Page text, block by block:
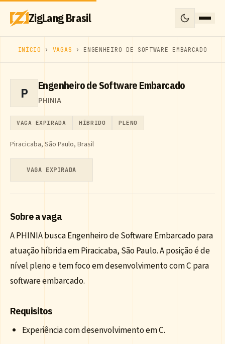
ZigLang Brasil
INÍCIO › VAGAS › ENGENHEIRO DE SOFTWARE EMBARCADO
P Engenheiro de Software Embarcado
PHINIA
VAGA EXPIRADA HÍBRIDO PLENO
Piracicaba, São Paulo, Brasil
VAGA EXPIRADA
Sobre a vaga
A PHINIA busca Engenheiro de Software Embarcado para
atuação híbrida em Piracicaba, São Paulo. A posição é de
nível pleno e tem foco em desenvolvimento com C para
software embarcado.
Requisitos
Experiência com desenvolvimento em C.